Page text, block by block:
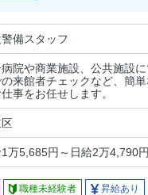
備スタッフ
院や商業施設、公共施設に
の来館者チェックなど、簡
事をお任せします。
区
1万5,685円～日給2万4,790円
職種未経験者 昇給あり